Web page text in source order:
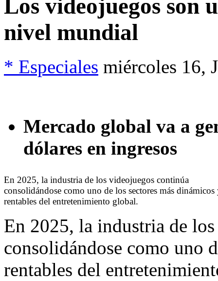
Los videojuegos son
nivel mundial
* Especiales miércoles 16,
Mercado global va a
dólares en ingresos
En 2025, la industria de los videojuegos continúa
consolidándose como uno de los sectores más dinámicos
rentables del entretenimiento global.
En 2025, la industria de
consolidándose como uno
rentables del